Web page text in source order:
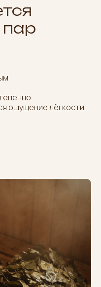
ощущение лёгкости,